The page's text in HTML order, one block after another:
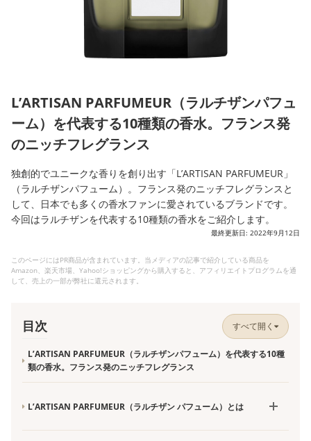
L’ARTISAN PARFUMEUR（ラルチザンパフュ
ーム）を代表する10種類の香水。フランス発
のニッチフレグランス
独創的でユニークな香りを創り出す「L’ARTISAN PARFUMEUR」
（ラルチザンパフューム）。フランス発のニッチフレグランスと
して、日本でも多くの香水ファンに愛されているブランドです。
今回はラルチザンを代表する10種類の香水をご紹介します。
最終更新日: 2022年9月12日
このページにはPR商品が含まれています。当メディアの記事で紹介している商品を
Amazon、楽天市場、Yahoo!ショッピングから購入すると、アフィリエイトプログラムを通
して、売上の一部が弊社に還元されます。
目次 すべて開く
L’ARTISAN PARFUMEUR（ラルチザンパフューム）を代表する10種
類の香水。フランス発のニッチフレグランス
L’ARTISAN PARFUMEUR（ラルチザン パフューム）とは